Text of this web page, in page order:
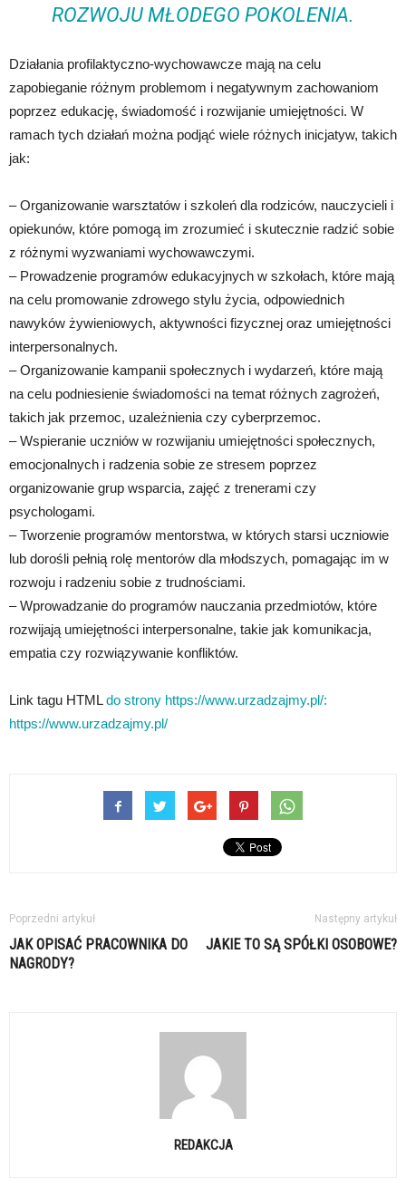
ROZWOJU MŁODEGO POKOLENIA.
Działania profilaktyczno-wychowawcze mają na celu
zapobieganie różnym problemom i negatywnym zachowaniom
poprzez edukację, świadomość i rozwijanie umiejętności. W
ramach tych działań można podjąć wiele różnych inicjatyw, takich
jak:
– Organizowanie warsztatów i szkoleń dla rodziców, nauczycieli i
opiekunów, które pomogą im zrozumieć i skutecznie radzić sobie
z różnymi wyzwaniami wychowawczymi.
– Prowadzenie programów edukacyjnych w szkołach, które mają
na celu promowanie zdrowego stylu życia, odpowiednich
nawyków żywieniowych, aktywności fizycznej oraz umiejętności
interpersonalnych.
– Organizowanie kampanii społecznych i wydarzeń, które mają
na celu podniesienie świadomości na temat różnych zagrożeń,
takich jak przemoc, uzależnienia czy cyberprzemoc.
– Wspieranie uczniów w rozwijaniu umiejętności społecznych,
emocjonalnych i radzenia sobie ze stresem poprzez
organizowanie grup wsparcia, zajęć z trenerami czy
psychologami.
– Tworzenie programów mentorstwa, w których starsi uczniowie
lub dorośli pełnią rolę mentorów dla młodszych, pomagając im w
rozwoju i radzeniu sobie z trudnościami.
– Wprowadzanie do programów nauczania przedmiotów, które
rozwijają umiejętności interpersonalne, takie jak komunikacja,
empatia czy rozwiązywanie konfliktów.
Link tagu HTMLdo strony https://www.urzadzajmy.pl/:
https://www.urzadzajmy.pl/
Poprzedni artykuł
JAK OPISAĆ PRACOWNIKA DO
NAGRODY?
Następny artykuł
JAKIE TO SĄ SPÓŁKI OSOBOWE?
REDAKCJA